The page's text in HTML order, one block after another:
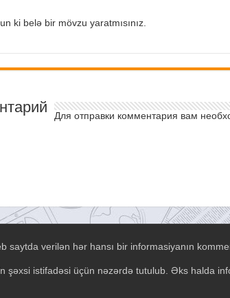
ki belə bir mövzu yaratmısınız.
Для отправки комментария вам
saytda verilən hər hansı bir informasiyanın
şəxsi istifadəsi üçün nəzərdə tutulub. Əks halda